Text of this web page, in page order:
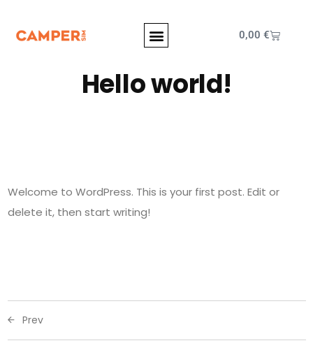
0,00 €
Hello world!
Welcome to WordPress. This is your first post. Edit or
delete it, then start writing!
Prev